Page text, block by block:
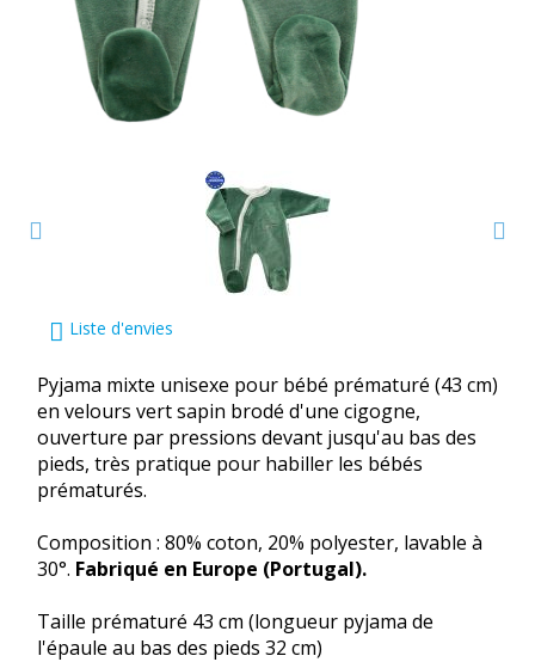
Liste d'envies
Pyjama mixte unisexe pour bébé prématuré (43 cm)
en velours vert sapin brodé d'une cigogne,
ouverture par pressions devant jusqu'au bas des
pieds, très pratique pour habiller les bébés
prématurés.
Composition : 80% coton, 20% polyester, lavable à
30°. Fabriqué en Europe (Portugal).
Taille prématuré 43 cm (longueur pyjama de
l'épaule au bas des pieds 32 cm)